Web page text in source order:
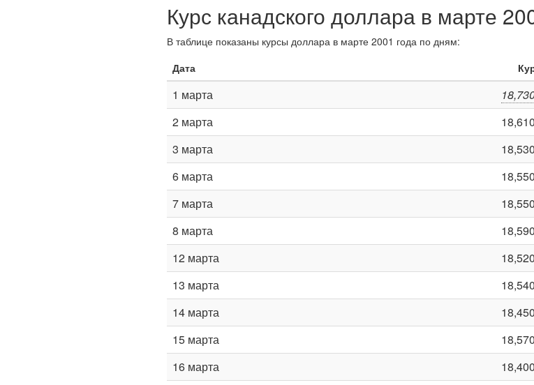
Курс канадского доллара в марте
В таблице показаны курсы доллара в марте 2001 года по дням:
Дата
1 марта
2 марта
3 марта
6 марта
7 марта
8 марта
12 марта
13 марта
14 марта
15 марта
16 марта